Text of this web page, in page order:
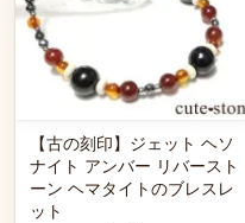
【古の刻印】ジェット ヘソ
ナイト アンバー リバースト
ーン ヘマタイトのブレスレ
ット